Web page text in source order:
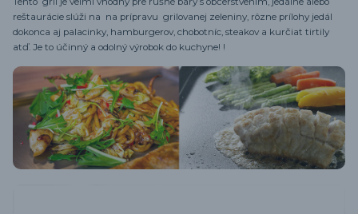
reštaurácie slúži na na prípravu grilovanej zeleniny, rôzne prílohy jedál
dokonca aj palacinky, hamburgerov, chobotníc, steakov a kurčiat tirtily
atď. Je to účinný a odolný výrobok do kuchyne! !